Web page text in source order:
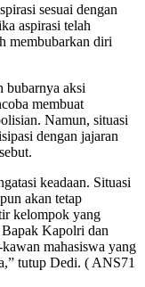
sesuai dengan
aspirasi telah
membubarkan diri
bubarnya aksi
membuat
Namun, situasi
dengan jajaran
keadaan. Situasi
akan tetap
kelompok yang
Kapolri dan
mahasiswa yang
tutup Dedi. ( ANS71